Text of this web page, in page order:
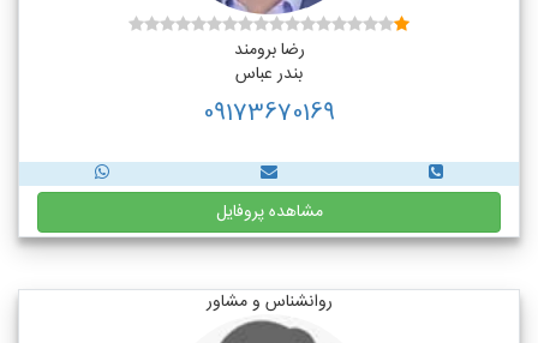
رضا برومند
بندر عباس
09173670169
مشاهده پروفایل
روانشناس و مشاور